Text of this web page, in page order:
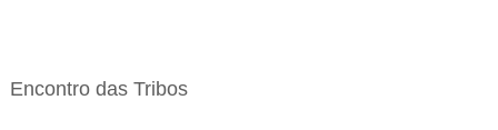
Encontro das Tribos